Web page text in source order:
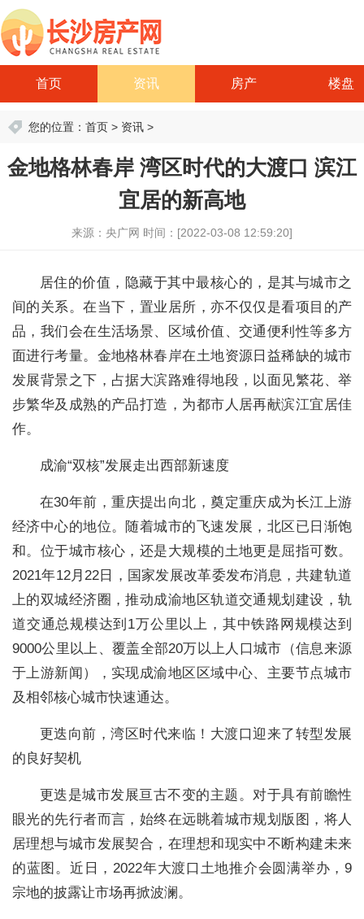
首页 资讯 房产 楼盘
您的位置： 首页 > 资讯 >
金地格林春岸 湾区时代的大渡口 滨江
宜居的新高地
来源：央广网 时间：[2022-03-08 12:59:20]
居住的价值，隐藏于其中最核心的，是其与城市之
间的关系。在当下，置业居所，亦不仅仅是看项目的产
品，我们会在生活场景、区域价值、交通便利性等多方
面进行考量。金地格林春岸在土地资源日益稀缺的城市
发展背景之下，占据大滨路难得地段，以面见繁花、举
步繁华及成熟的产品打造，为都市人居再献滨江宜居佳
作。
成渝“双核”发展走出西部新速度
在30年前，重庆提出向北，奠定重庆成为长江上游
经济中心的地位。随着城市的飞速发展，北区已日渐饱
和。位于城市核心，还是大规模的土地更是屈指可数。
2021年12月22日，国家发展改革委发布消息，共建轨道
上的双城经济圈，推动成渝地区轨道交通规划建设，轨
道交通总规模达到1万公里以上，其中铁路网规模达到
9000公里以上、覆盖全部20万以上人口城市（信息来源
于上游新闻），实现成渝地区区域中心、主要节点城市
及相邻核心城市快速通达。
更迭向前，湾区时代来临！大渡口迎来了转型发展
的良好契机
更迭是城市发展亘古不变的主题。对于具有前瞻性
眼光的先行者而言，始终在远眺着城市规划版图，将人
居理想与城市发展契合，在理想和现实中不断构建未来
的蓝图。近日，2022年大渡口土地推介会圆满举办，9
宗地的披露让市场再掀波澜。